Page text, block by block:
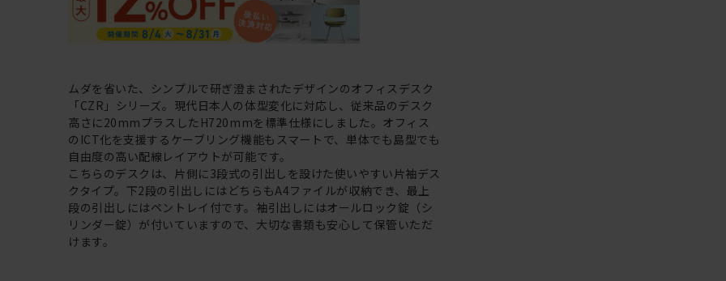
ムダを省いた、シンプルで研ぎ澄まされたデザインのオフィスデスク
「CZR」シリーズ。現代日本人の体型変化に対応し、従来品のデスク
高さに20mmプラスしたH720mmを標準仕様にしました。オフィス
のICT化を支援するケーブリング機能もスマートで、単体でも島型でも
自由度の高い配線レイアウトが可能です。
こちらのデスクは、片側に3段式の引出しを設けた使いやすい片袖デス
クタイプ。下2段の引出しにはどちらもA4ファイルが収納でき、最上
段の引出しにはペントレイ付です。袖引出しにはオールロック錠（シ
リンダー錠）が付いていますので、大切な書類も安心して保管いただ
けます。